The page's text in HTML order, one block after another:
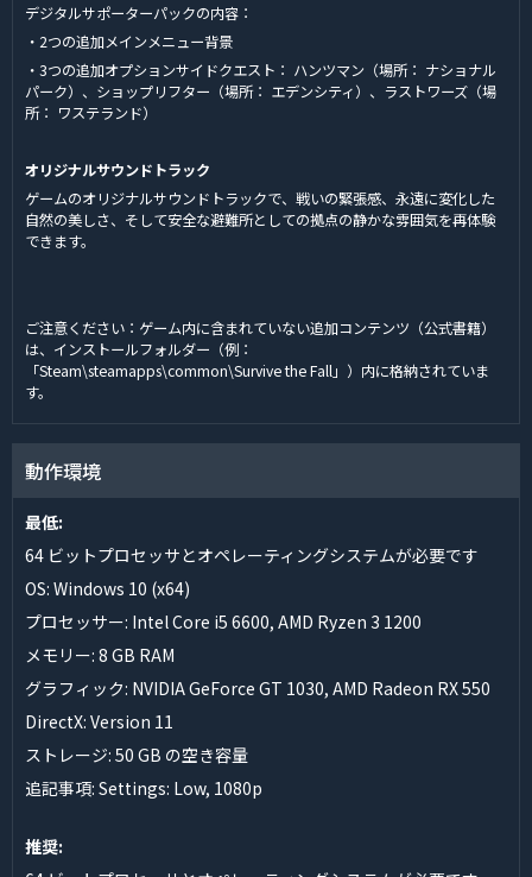
デジタルサポーターパックの内容：
・2つの追加メインメニュー背景
・3つの追加オプションサイドクエスト： ハンツマン（場所： ナショナル
パーク）、ショップリフター（場所： エデンシティ）、ラストワーズ（場
所： ワステランド）
オリジナルサウンドトラック
ゲームのオリジナルサウンドトラックで、戦いの緊張感、永遠に変化した
自然の美しさ、そして安全な避難所としての拠点の静かな雰囲気を再体験
できます。
ご注意ください：ゲーム内に含まれていない追加コンテンツ（公式書籍）
は、インストールフォルダー（例：
「Steam\steamapps\common\Survive the Fall」）内に格納されていま
す。
動作環境
最低:
64 ビットプロセッサとオペレーティングシステムが必要です
OS: Windows 10 (x64)
プロセッサー: Intel Core i5 6600, AMD Ryzen 3 1200
メモリー: 8 GB RAM
グラフィック: NVIDIA GeForce GT 1030, AMD Radeon RX 550
DirectX: Version 11
ストレージ: 50 GB の空き容量
追記事項: Settings: Low, 1080p
推奨: